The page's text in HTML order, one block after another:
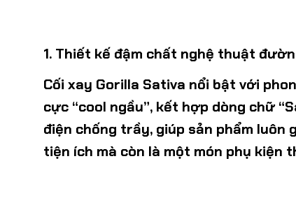
1. Thiết kế đậm chất nghệ thuật
Cối xay Gorilla Sativa nổi bật với
cực “cool ngầu”, kết hợp dòng chữ
điện chống trầy, giúp sản phẩm luôn
tiện ích mà còn là một món phụ kiện